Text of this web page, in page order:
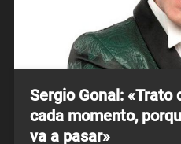
Sergio Gonal:
cada momento,
va a pasar»